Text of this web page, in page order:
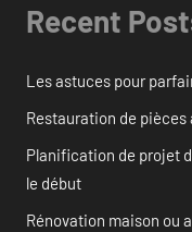
Recent
Les astuces pour
Restauration de
Planification de projet
le début
Rénovation maison ou